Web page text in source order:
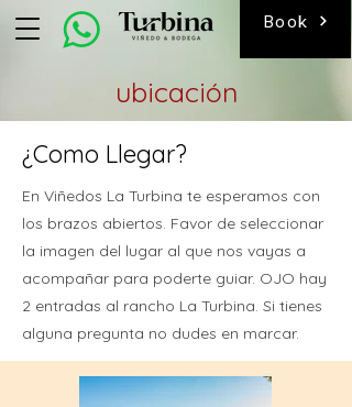
Book
ubicación
¿Como Llegar?
En Viñedos La Turbina te esperamos con
los brazos abiertos. Favor de seleccionar
la imagen del lugar al que nos vayas a
acompañar para poderte guiar. OJO hay
2 entradas al rancho La Turbina. Si tienes
alguna pregunta no dudes en marcar.